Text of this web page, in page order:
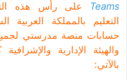
Teams على رأس هذه
التعليم بالمملكة العربية
حسابات منصة مدرستي
والهيئة الإدارية
بالآتي: